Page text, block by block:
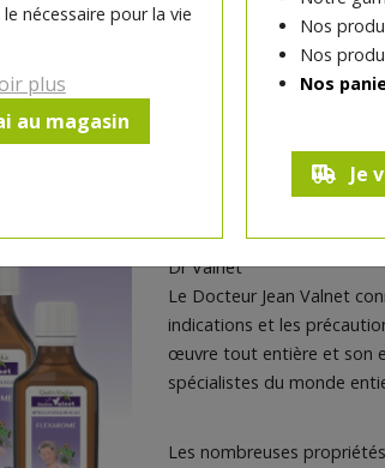
nécessaire pour la vie
plus
au magasin
Nos
Nos
Nos
Je
Flexarome, préparation
aux huiles essentielles
Le confort apporté par
une solide réputation
ostéopathes et
« La nature des huiles
produit, comme leur
Dr Valnet
Le Docteur Jean Valnet
indications et les
œuvre tout entière et son
spécialistes du monde
Les nombreuses